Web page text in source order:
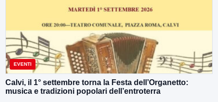
EVENTI
Calvi, il 1° settembre torna la Festa dell’Organetto:
musica e tradizioni popolari dell’entroterra